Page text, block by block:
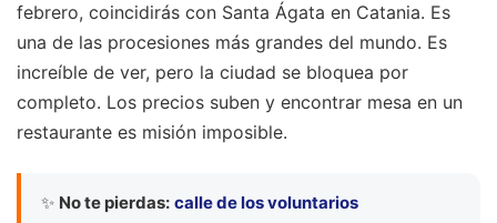
febrero, coincidirás con Santa Ágata en Catania. Es
una de las procesiones más grandes del mundo. Es
increíble de ver, pero la ciudad se bloquea por
completo. Los precios suben y encontrar mesa en un
restaurante es misión imposible.
✨ No te pierdas: calle de los voluntarios